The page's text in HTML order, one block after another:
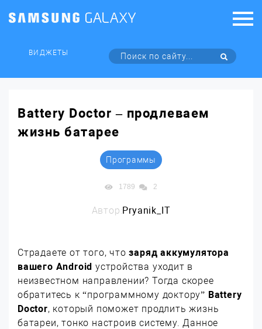
ВИДЖЕТЫ
Battery Doctor – продлеваем
жизнь батарее
Программы
1789 2
Автор:Pryanik_IT
Страдаете от того, чтозаряд аккумулятора
вашего Android устройства уходит в
неизвестном направлении? Тогда скорее
обратитесь к “программному доктору” Battery
Doctor, который поможет продлить жизнь
батареи, тонко настроив систему. Данное